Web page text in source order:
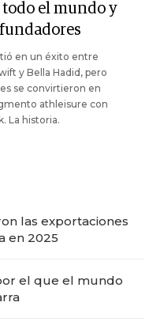
todo el mundo y
en un éxito entre
y Bella Hadid, pero
se convirtieron en
athleisure con
La historia.
las exportaciones
en 2025
el que el mundo